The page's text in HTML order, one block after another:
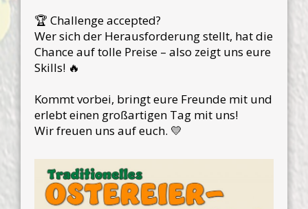
🏆 Challenge accepted?
Wer sich der Herausforderung stellt, hat die
Chance auf tolle Preise – also zeigt uns eure
Skills! 🔥
Kommt vorbei, bringt eure Freunde mit und
erlebt einen großartigen Tag mit uns!
Wir freuen uns auf euch. 💛